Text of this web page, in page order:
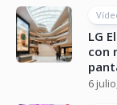
LG
con
6